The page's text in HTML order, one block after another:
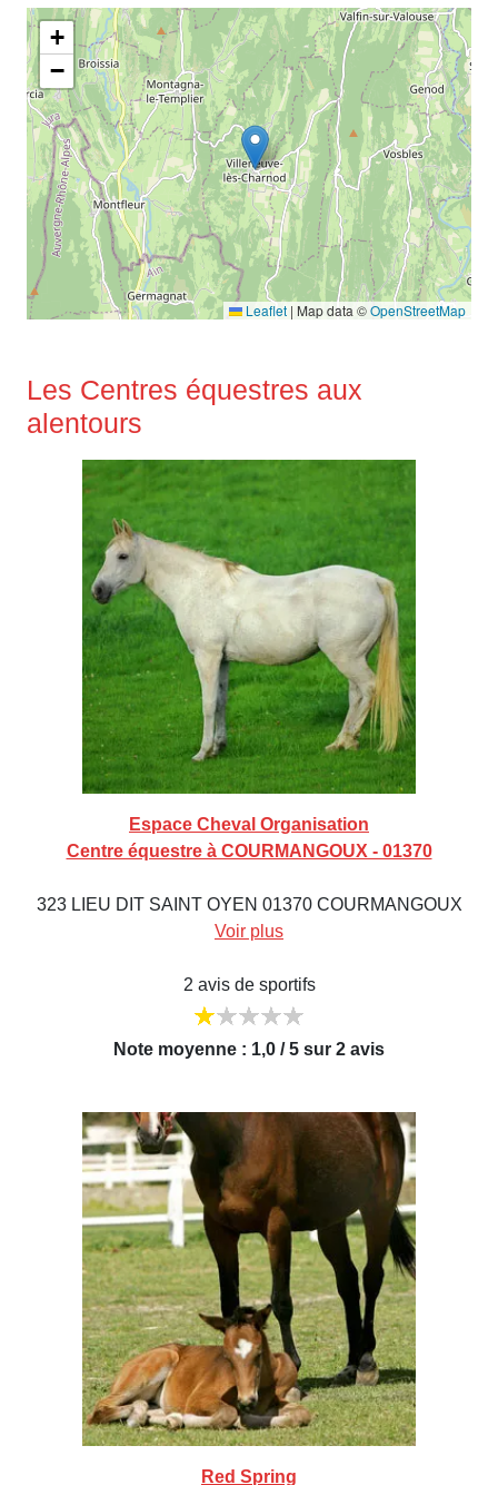
+
−
Leaflet | Map data ©OpenStreetMap
Les Centres équestres aux
alentours
Espace Cheval Organisation
Centre équestre à COURMANGOUX - 01370
323 LIEU DIT SAINT OYEN 01370 COURMANGOUX
Voir plus
2 avis de sportifs
Note moyenne : 1,0 / 5 sur 2 avis
Red Spring